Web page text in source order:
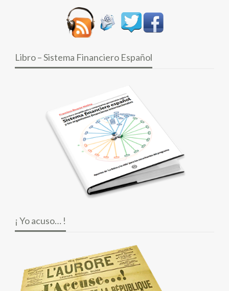
Libro – Sistema Financiero Español
¡ Yo acuso… !